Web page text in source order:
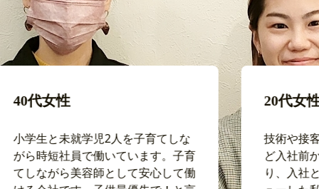
40代女性
小学生と未就学児2人を子育てしな
がら時短社員で働いています。子育
てしながら美容師として安心して働
20代女性
技術や接
ど入社前
り、入社